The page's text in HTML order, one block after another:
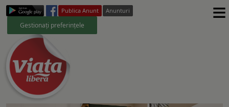
Publica Anunt Anunturi
Gestionați preferințele ≡